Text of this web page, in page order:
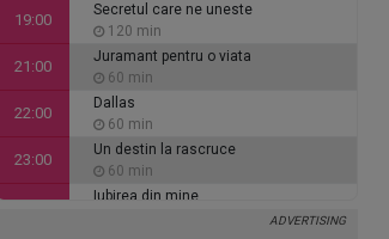
19:00
Secretul care ne uneste
120 min
21:00
Juramant pentru o viata
60 min
22:00
Dallas
60 min
23:00
Un destin la rascruce
60 min
Iubirea din mine